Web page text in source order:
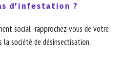
d'infestation ?
social: rapprochez-vous de votre
la société de désinsectisation.